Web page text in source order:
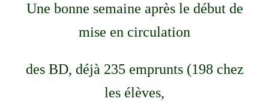
Une bonne semaine après le début de
mise en circulation
des BD, déjà 235 emprunts (198 chez
les élèves,